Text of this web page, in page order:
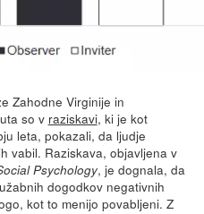
Zahodne Virginije in
so v raziskavi, ki je kot
leta, pokazali, da ljudje
vabil. Raziskava, objavljena v
Psychology, je dognala, da
dogodkov negativnih
kot to menijo povabljeni. Z